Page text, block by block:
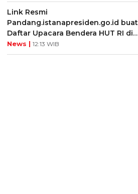
Link Resmi
Pandang.istanapresiden.go.id buat
Daftar Upacara Bendera HUT RI di
Istana Negara
News | 12:13 WIB